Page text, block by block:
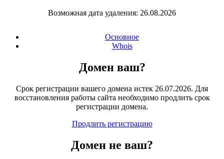
Возможная дата удаления: 26.08.2026
Основное
Whois
Домен ваш?
Срок регистрации вашего домена истек 26.07.2026. Для
восстановления работы сайта необходимо продлить срок
регистрации домена.
Продлить регистрацию
Домен не ваш?